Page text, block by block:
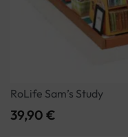
RoLife Sam’s Study
39,90 €